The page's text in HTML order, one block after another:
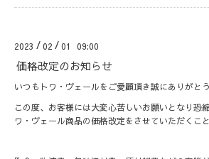
2023 / 02 / 01 09:00
価格改定のお知らせ
いつもトワ・ヴェールをご愛顧頂き誠にありがと
この度、お客様には大変心苦しいお願いとなり恐
ワ・ヴェール商品の価格改定をさせていただくこ